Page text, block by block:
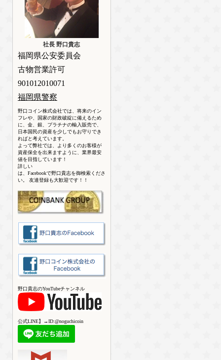
社長 野口貴志
福岡県公安委員会
古物営業許可
901012010071
福岡県警察
野口コイン株式会社では、将来のイン
フレや、国家の財政破綻に備えるため
に、金、銀、プラチナの輸入販売で、
日本国民の資産を少しでもお守りでき
ればと考えています。
よって弊社では、より多くのお客様が
資産保全を出来ますように、業界最安
値を目指しています！
詳しい
は、Facebookで野口貴志を御検索くださ
い。 友達登録も大歓迎です！！
野口貴志のYouTubeチャンネル
公式LINE】→ID:@noguchicoin